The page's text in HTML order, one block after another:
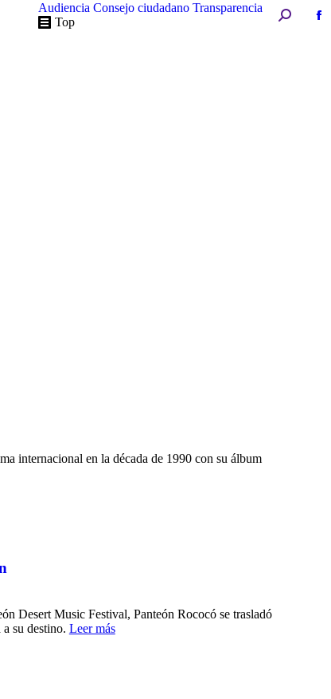
Audiencia Consejo ciudadano Transparencia
Top
Buscar:
internacional en la década de 1990 con su álbum
Desert Music Festival, Panteón Rococó se trasladó
su destino. Leer más